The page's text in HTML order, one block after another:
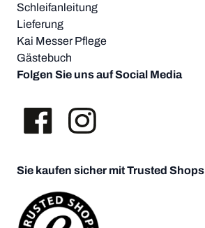
Schleifanleitung
Lieferung
Kai Messer Pflege
Gästebuch
Folgen Sie uns auf Social Media
Sie kaufen sicher mit Trusted Shops